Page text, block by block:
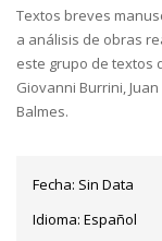
Textos breves
a análisis de obras
este grupo de textos
Giovanni Burrini,
Balmes.
Fecha: Sin Data
Idioma: Español